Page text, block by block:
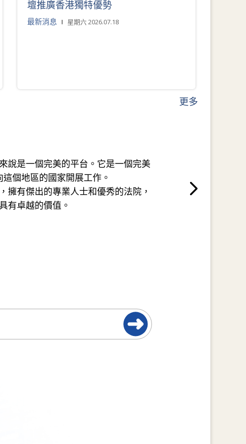
壇推廣香港獨特優勢
最新消息 星期六 2026.07.18
更多
說是一個完美的平台。它是一個完美
個地區的國家開展工作。
擁有傑出的專業人士和優秀的法院，
有卓越的價值。